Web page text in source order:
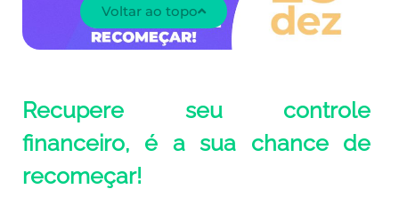
Recupere seu controle
financeiro, é a sua chance de
recomeçar!
Voltar ao topo